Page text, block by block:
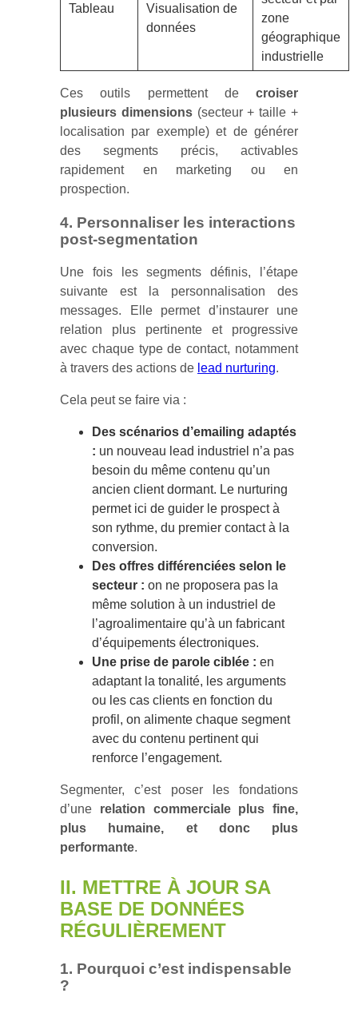
Tableau
Visualisation de
données
zone
géographique
industrielle
Ces outils permettent de croiser
plusieurs dimensions(secteur + taille +
localisation par exemple) et de générer
des segments précis, activables
rapidement en marketing ou en
prospection.
4. Personnaliser les interactions
post-segmentation
Une fois les segments définis, l’étape
suivante est la personnalisation des
messages. Elle permet d’instaurer une
relation plus pertinente et progressive
avec chaque type de contact, notamment
à travers des actions de lead nurturing.
Cela peut se faire via :
Des scénarios d’emailing adaptés
: un nouveau lead industriel n’a pas
besoin du même contenu qu’un
ancien client dormant. Le nurturing
permet ici de guider le prospect à
son rythme, du premier contact à la
conversion.
Des offres différenciées selon le
secteur : on ne proposera pas la
même solution à un industriel de
l’agroalimentaire qu’à un fabricant
d’équipements électroniques.
Une prise de parole ciblée : en
adaptant la tonalité, les arguments
ou les cas clients en fonction du
profil, on alimente chaque segment
avec du contenu pertinent qui
renforce l’engagement.
Segmenter, c’est poser les fondations
d’une relation commerciale plus fine,
plus humaine, et donc plus
performante.
II. METTRE À JOUR SA
BASE DE DONNÉES
RÉGULIÈREMENT
1. Pourquoi c’est indispensable
?